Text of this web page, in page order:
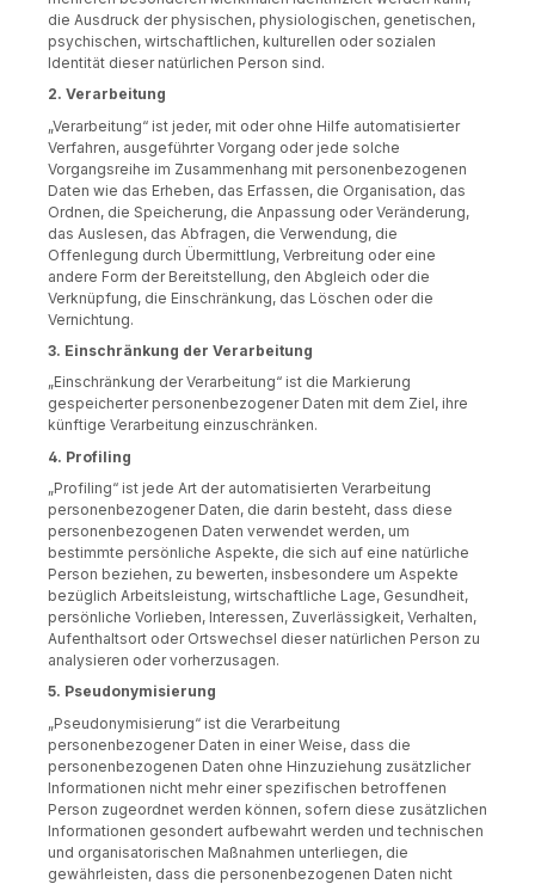
die Ausdruck der physischen, physiologischen, genetischen,
psychischen, wirtschaftlichen, kulturellen oder sozialen
Identität dieser natürlichen Person sind.
2. Verarbeitung
„Verarbeitung“ ist jeder, mit oder ohne Hilfe automatisierter
Verfahren, ausgeführter Vorgang oder jede solche
Vorgangsreihe im Zusammenhang mit personenbezogenen
Daten wie das Erheben, das Erfassen, die Organisation, das
Ordnen, die Speicherung, die Anpassung oder Veränderung,
das Auslesen, das Abfragen, die Verwendung, die
Offenlegung durch Übermittlung, Verbreitung oder eine
andere Form der Bereitstellung, den Abgleich oder die
Verknüpfung, die Einschränkung, das Löschen oder die
Vernichtung.
3. Einschränkung der Verarbeitung
„Einschränkung der Verarbeitung“ ist die Markierung
gespeicherter personenbezogener Daten mit dem Ziel, ihre
künftige Verarbeitung einzuschränken.
4. Profiling
„Profiling“ ist jede Art der automatisierten Verarbeitung
personenbezogener Daten, die darin besteht, dass diese
personenbezogenen Daten verwendet werden, um
bestimmte persönliche Aspekte, die sich auf eine natürliche
Person beziehen, zu bewerten, insbesondere um Aspekte
bezüglich Arbeitsleistung, wirtschaftliche Lage, Gesundheit,
persönliche Vorlieben, Interessen, Zuverlässigkeit, Verhalten,
Aufenthaltsort oder Ortswechsel dieser natürlichen Person zu
analysieren oder vorherzusagen.
5. Pseudonymisierung
„Pseudonymisierung“ ist die Verarbeitung
personenbezogener Daten in einer Weise, dass die
personenbezogenen Daten ohne Hinzuziehung zusätzlicher
Informationen nicht mehr einer spezifischen betroffenen
Person zugeordnet werden können, sofern diese zusätzlichen
Informationen gesondert aufbewahrt werden und technischen
und organisatorischen Maßnahmen unterliegen, die
gewährleisten, dass die personenbezogenen Daten nicht